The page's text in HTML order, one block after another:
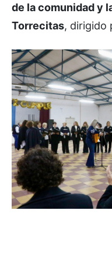
de la comunidad y
Torrecitas, dirigido